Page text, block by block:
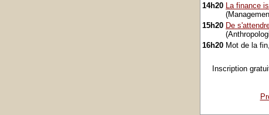
14h20 La finance
15h20 De
16h20 Mot de la
Inscription